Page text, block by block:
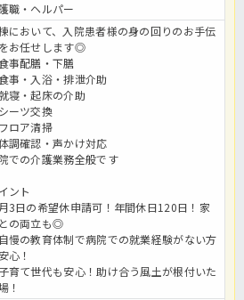
職・ヘルパー
において、入院患者様の身の回りのお手伝
お任せします◎
事配膳・下膳
事・入浴・排泄介助
寝・起床の介助
ーツ交換
ロア清掃
調確認・声かけ対応
での介護業務全般です
ント
3日の希望休申請可！年間休日120日！家
の両立も◎
慢の教育体制で病院での就業経験がない方
心！
育て世代も安心！助け合う風土が根付いた
！